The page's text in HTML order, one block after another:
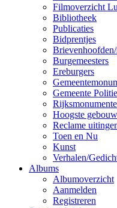
Filmoverzicht
Bibliotheek
Publicaties
Bidprentjes
Burgemeesters
Ereburgers
Gemeente Politie
Hoogste
Reclame
Toen en Nu
Kunst
Verhalen/
Albums
Albumoverzicht
Aanmelden
Registreren